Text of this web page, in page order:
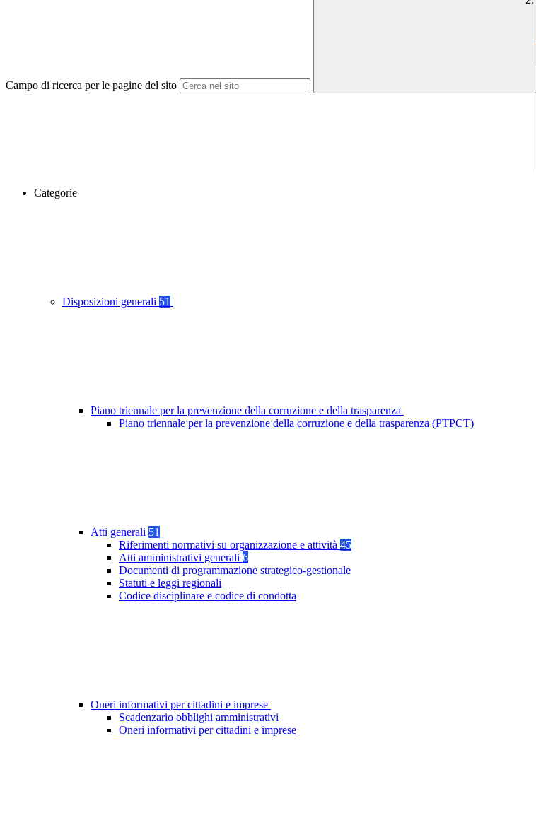
Campo di ricerca per le pagine del sito
Categorie
Disposizioni generali 51
Piano triennale per la prevenzione della corruzione e della trasparenza
Piano triennale per la prevenzione della corruzione e della trasparenza (PTPCT)
Atti generali 51
Riferimenti normativi su organizzazione e attività 45
Atti amministrativi generali 6
Documenti di programmazione strategico-gestionale
Statuti e leggi regionali
Codice disciplinare e codice di condotta
Oneri informativi per cittadini e imprese
Scadenzario obblighi amministrativi
Oneri informativi per cittadini e imprese